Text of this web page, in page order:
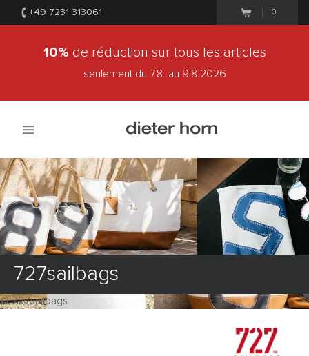
+49 7231 313061 0
10% de réduction sur tous les articles
seulement du 7.8. au 9.8.2026
727sailbags
© 727sailbags